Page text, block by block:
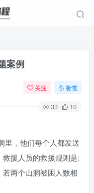
案例
关注 赞赏
33 10
里，他们每个人都发送
援人员的救援规则是:
两个山洞被困人数相